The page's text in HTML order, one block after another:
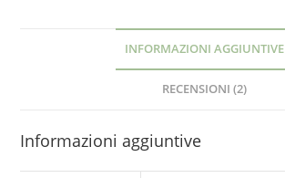
INFORMAZIONI AGGIUNTIVE
RECENSIONI (2)
Informazioni aggiuntive